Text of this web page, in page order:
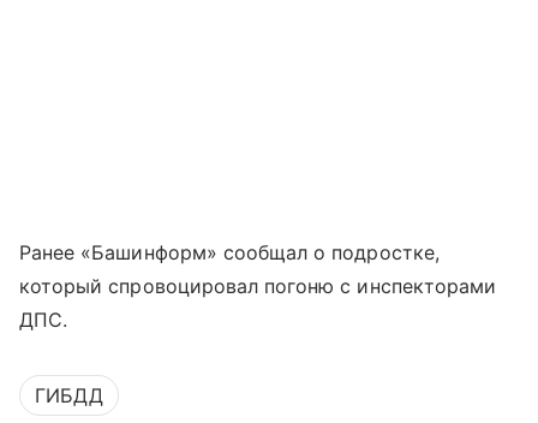
Ранее «Башинформ» сообщал о подростке,
который спровоцировал погоню с инспекторами
ДПС.
ГИБДД